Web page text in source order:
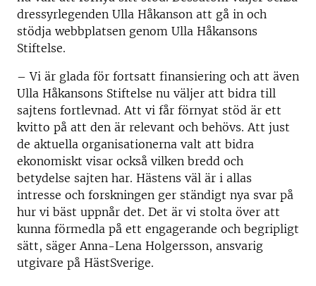
dressyrlegenden Ulla Håkanson att gå in och
stödja webbplatsen genom Ulla Håkansons
Stiftelse.
– Vi är glada för fortsatt finansiering och att även
Ulla Håkansons Stiftelse nu väljer att bidra till
sajtens fortlevnad. Att vi får förnyat stöd är ett
kvitto på att den är relevant och behövs. Att just
de aktuella organisationerna valt att bidra
ekonomiskt visar också vilken bredd och
betydelse sajten har. Hästens väl är i allas
intresse och forskningen ger ständigt nya svar på
hur vi bäst uppnår det. Det är vi stolta över att
kunna förmedla på ett engagerande och begripligt
sätt, säger Anna-Lena Holgersson, ansvarig
utgivare på HästSverige.